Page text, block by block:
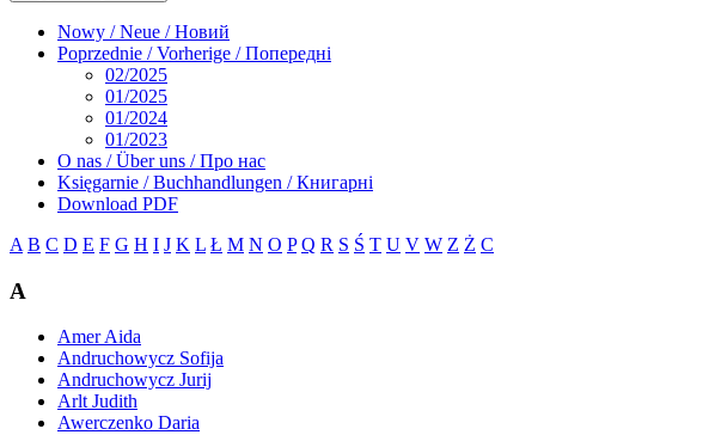
Nowy / Neue / Новий
Poprzednie / Vorherige / Попередні
02/2025
01/2025
01/2024
01/2023
O nas / Über uns / Про нас
Księgarnie / Buchhandlungen / Книгарні
Download PDF
A B C D E F G H I J K L Ł M N O P Q R S Ś T U V W Z Ż С
A
Amer Aida
Andruchowycz Sofija
Andruchowycz Jurij
Arlt Judith
Awerczenko Daria